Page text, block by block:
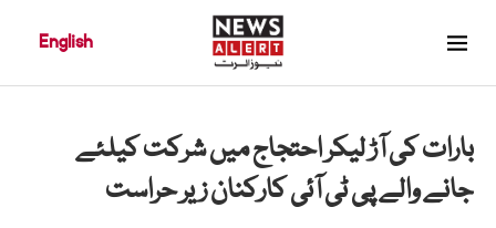
English
بارات کی آڑ لیکر احتجاج میں شرکت کیلئے
جانے والے پی ٹی آئی کارکنان زیر حراست